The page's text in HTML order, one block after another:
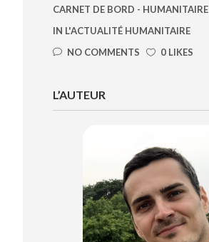
CARNET DE BORD - HUMANITAIRE
IN L'ACTUALITÉ HUMANITAIRE
NO COMMENTS
0 LIKES
L’AUTEUR